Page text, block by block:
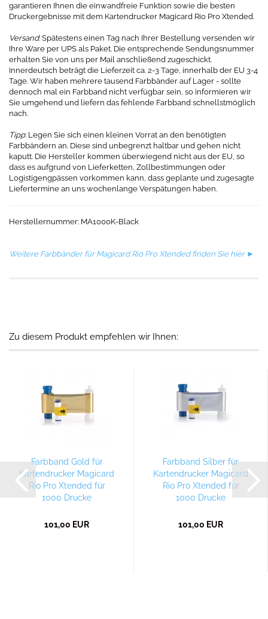
garantieren Ihnen die einwandfreie Funktion sowie die besten
Druckergebnisse mit dem Kartendrucker Magicard Rio Pro Xtended.
Versand: Spätestens einen Tag nach Ihrer Bestellung versenden wir
Ihre Ware per UPS als Paket. Die entsprechende Sendungsnummer
erhalten Sie von uns per Mail anschließend zugeschickt.
Innerdeutsch beträgt die Lieferzeit ca. 2-3 Tage, innerhalb der EU 3-4
Tage. Wir haben mehrere tausend Farbbänder auf Lager - sollte
dennoch mal ein Farbband nicht verfügbar sein, so informieren wir
Sie umgehend und liefern das fehlende Farbband schnellstmöglich
nach.
Tipp: Legen Sie sich einen kleinen Vorrat an den benötigten
Farbbändern an. Diese sind unbegrenzt haltbar und gehen nicht
kaputt. Die Hersteller kommen überwiegend nicht aus der EU, so
dass es aufgrund von Lieferketten, Zollbestimmungen oder
Logistigengpässen vorkommen kann, dass geplante und zugesagte
Liefertermine an uns wochenlange Verspätungen haben.
Herstellernummer: MA1000K-Black​​
Weitere Farbbänder für Magicard Rio Pro Xtended finden Sie hier ►
Zu diesem Produkt empfehlen wir Ihnen:
Farbband Gold für
Kartendrucker Magicard
Rio Pro Xtended für
1000 Drucke
101,00 EUR
Farbband Silber für
Kartendrucker Magicard
Rio Pro Xtended für
1000 Drucke
101,00 EUR